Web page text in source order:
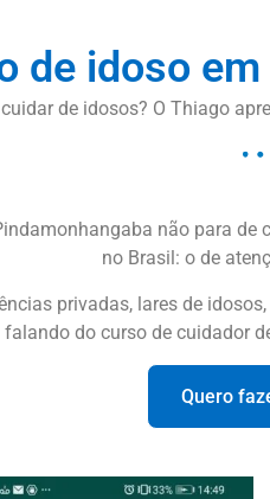
de idoso
de idosos? O Thiago
não para
no Brasil: o de
privadas, lares de
falando do curso de cuidador
Quero